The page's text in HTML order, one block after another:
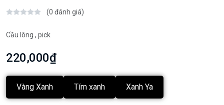
(0 đánh giá)
Cầu lông , pick
220,000₫
Vàng Xanh Tím xanh Xanh Ya